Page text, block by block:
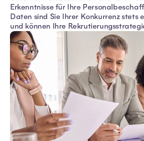
Erkenntnisse für Ihre
Daten sind Sie Ihrer Konkurrenz stets
und können Ihre